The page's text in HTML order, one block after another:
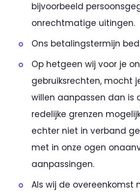
bijvoorbeeld
onrechtmatige uitingen.
Ons betalingstermijn
Op hetgeen wij voor je
gebruiksrechten, mocht
willen aanpassen dan is
redelijke grenzen
echter niet in verband
met in onze ogen
aanpassingen.
Als wij de overeenkomst